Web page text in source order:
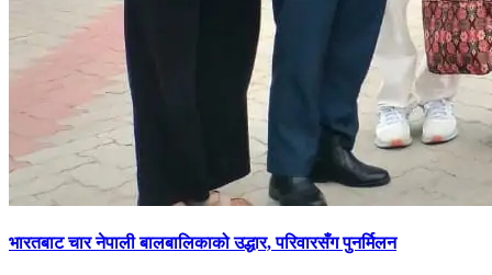
भारतबाट चार नेपाली बालबालिकाको उद्धार, परिवारसँग पुनर्मिलन